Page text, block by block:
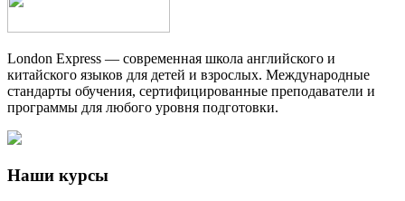
London Express — современная школа английского и
китайского языков для детей и взрослых. Международные
стандарты обучения, сертифицированные преподаватели и
программы для любого уровня подготовки.
Наши курсы